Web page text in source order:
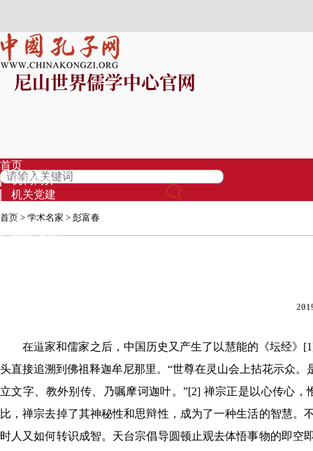
尼山世界儒学中心官网
首页
机构简介
机关党建
资讯中心
视频·直播
数字馆
首页 > 学术名家 > 彭富春
在道家和儒家之后，中国历史又产生了以慧能的《坛经》
头直接追溯到佛祖释迦牟尼那里。“世尊在灵山会上拈花示众
立文字、教外别传、乃嘱摩诃迦叶。”[2] 禅宗正是以心传心
比，禅宗去掉了其神秘性和思辩性，成为了一种生活的智慧
时人又如何转识成智。天台宗倡导圆顿止观去体悟事物的即